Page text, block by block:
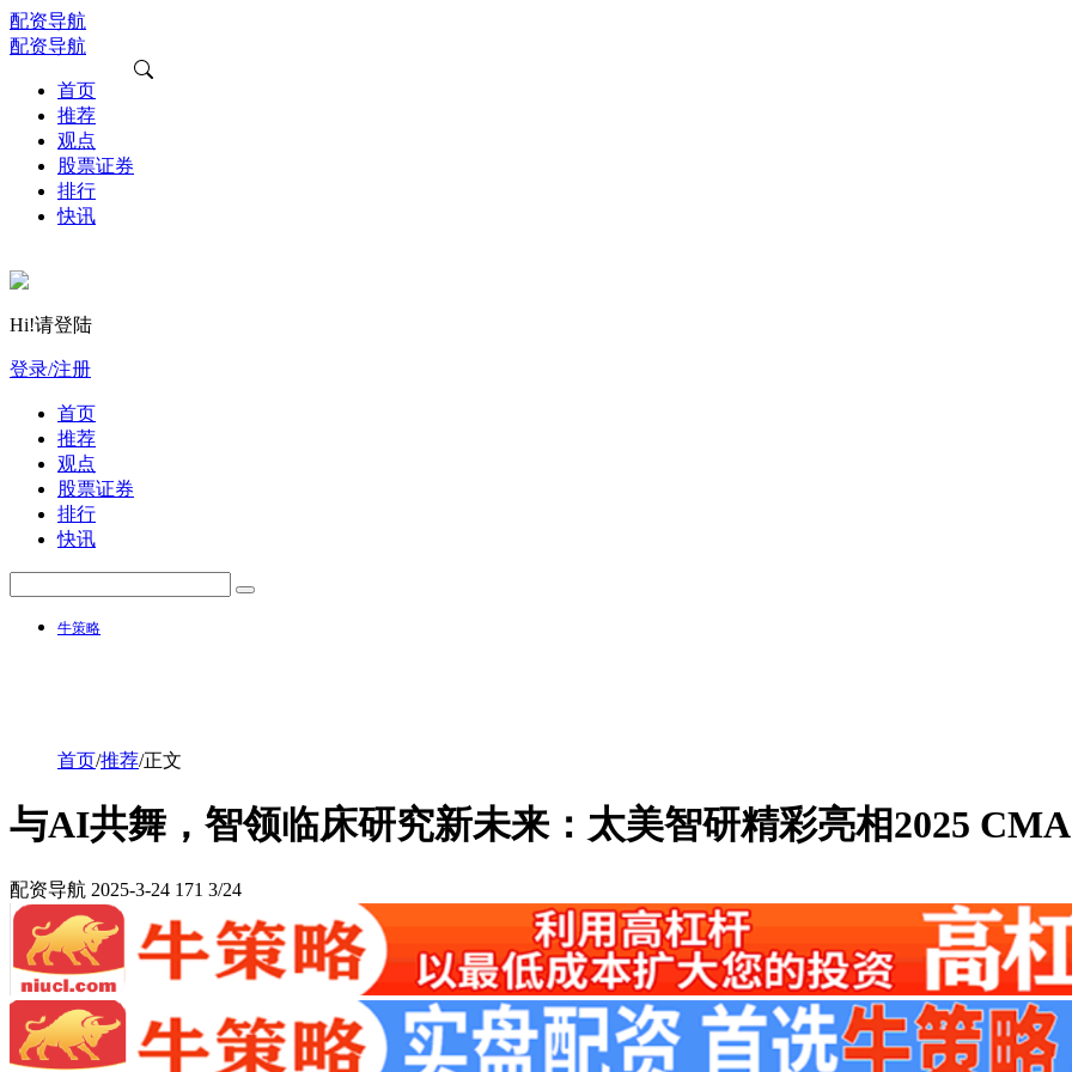
配资导航
配资导航
首页
推荐
观点
股票证券
排行
快讯
Hi!请登陆
登录/注册
首页
推荐
观点
股票证券
排行
快讯
牛策略
首页/推荐/正文
与AI共舞，智领临床研究新未来：太美智研精彩亮相2025
配资导航 2025-3-24 171 3/24